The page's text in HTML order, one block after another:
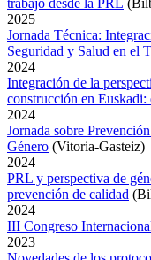
trabajo desde la PRL
2025
Jornada Técnica:
Seguridad y Salud en el
2024
Integración de la
construcción en
2024
Jornada sobre
Género (Vitoria-Gasteiz)
2024
PRL y perspectiva de
prevención de calidad
2024
III Congreso
2023